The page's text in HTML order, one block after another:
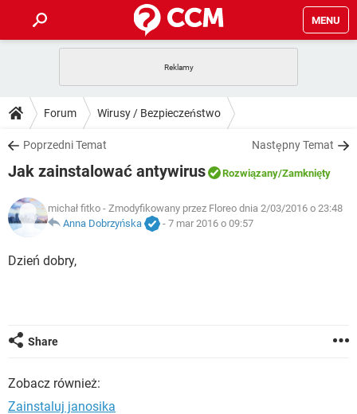
MENU
GRY WHATSAPP
SPOTIFY
INSTAGRAM FACEBOOK
WINDOWS 10
PORADY
PlayStation
INSTAGRAM FACEBOOK
WINDOWS 10
DO POBRANIA
ANDROID TIKTOK
GRY
IOS NETFLIX
INSTAGRAM
COVID-19 TIKTOK
GRY
SPOTIFY
ARTYKUŁY
COVID-19
INSTAGRAM
Forum Wirusy / Bezpieczeństwo
Poprzedni Temat Następny Temat
Jak zainstalować antywirus Rozwiązany/Zamknięty
michał fitko - Zmodyfikowany przez Floreo dnia 2/03/2016 o 23:48
Anna Dobrzyńska
- 7 mar 2016 o 09:57
Dzień dobry,
Share
Zobacz również:
Zainstaluj janosika